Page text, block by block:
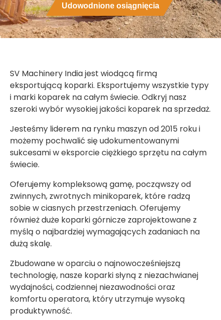
Udowodnione osiągnięcia
SV Machinery India jest wiodącą firmą
eksportującą koparki. Eksportujemy wszystkie typy
i marki koparek na całym świecie. Odkryj nasz
szeroki wybór wysokiej jakości koparek na sprzedaż.
Jesteśmy liderem na rynku maszyn od 2015 roku i
możemy pochwalić się udokumentowanymi
sukcesami w eksporcie ciężkiego sprzętu na całym
świecie.
Oferujemy kompleksową gamę, począwszy od
zwinnych, zwrotnych minikoparek, które radzą
sobie w ciasnych przestrzeniach. Oferujemy
również duże koparki górnicze zaprojektowane z
myślą o najbardziej wymagających zadaniach na
dużą skalę.
Zbudowane w oparciu o najnowocześniejszą
technologię, nasze koparki słyną z niezachwianej
wydajności, codziennej niezawodności oraz
komfortu operatora, który utrzymuje wysoką
produktywność.